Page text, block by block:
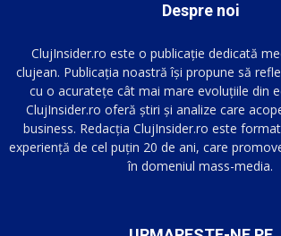
Despre noi
ClujInsider.ro este o publicație dedicată
clujean. Publicația noastră își propune să
cu o acuratețe cât mai mare evoluțiile din
ClujInsider.ro oferă știri și analize care
business. Redacția ClujInsider.ro este
experiență de cel puțin 20 de ani, care
în domeniul mass-media.